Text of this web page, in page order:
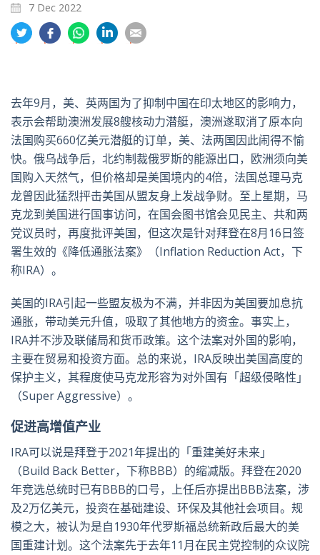
7 Dec 2022
分
享
特
分
享
书
分
享
享
英
享
郵
去年9月，美、英两国为了抑制中国在印太地区的影响力，
表示会帮助澳洲发展8艘核动力潜艇，澳洲遂取消了原本向
法国购买660亿美元潜艇的订单，美、法两国因此闹得不愉
快。俄乌战争后，北约制裁俄罗斯的能源出口，欧洲须向美
国购入天然气，但价格却是美国境内的4倍，法国总理马克
龙曾因此猛烈抨击美国从盟友身上发战争财。至上星期，马
克龙到美国进行国事访问，在国会图书馆会见民主、共和两
党议员时，再度批评美国，但这次是针对拜登在8月16日签
署生效的《降低通胀法案》（Inflation Reduction Act，下
称IRA）。
美国的IRA引起一些盟友极为不满，并非因为美国要加息抗
通胀，带动美元升值，吸取了其他地方的资金。事实上，
IRA并不涉及联储局和货币政策。这个法案对外国的影响，
主要在贸易和投资方面。总的来说，IRA反映出美国高度的
保护主义，其程度使马克龙形容为对外国有「超级侵略性」
（Super Aggressive）。
促进高增值产业
IRA可以说是拜登于2021年提出的「重建美好未来」
（Build Back Better，下称BBB）的缩减版。拜登在2020
年竞选总统时已有BBB的口号，上任后亦提出BBB法案，涉
及2万亿美元，投资在基础建设、环保及其他社会项目。规
模之大，被认为是自1930年代罗斯福总统新政后最大的美
国重建计划。这个法案先于去年11月在民主党控制的众议院